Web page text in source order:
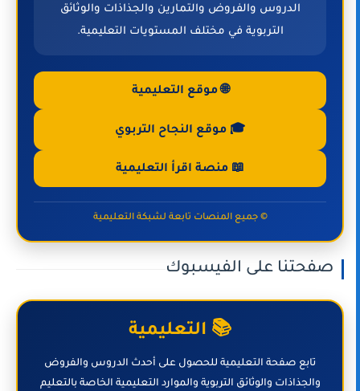
الدروس والفروض والتمارين والجذاذات والوثائق
التربوية في مختلف المستويات التعليمية.
🌐 موقع التعليمية
🎓 موقع النجاح التربوي
📖 منصة اقرأ التعليمية
© جميع المنصات تابعة لشبكة التعليمية
صفحتنا على الفيسبوك
📚 التعليمية
تابع صفحة التعليمية للحصول على أحدث الدروس والفروض
والجذاذات والوثائق التربوية والموارد التعليمية الخاصة بالتعليم